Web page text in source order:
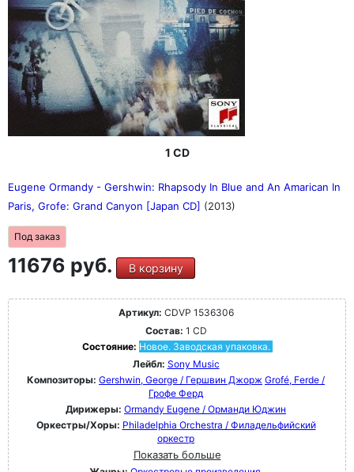
1 CD
Eugene Ormandy - Gershwin: Rhapsody In Blue and An Amarican In
Paris, Grofe: Grand Canyon [Japan CD] (2013)
Под заказ
11676 руб. В корзину
Артикул: CDVP 1536306
Состав: 1 CD
Состояние: Новое. Заводская упаковка.
Лейбл: Sony Music
Композиторы: Gershwin, George / Гершвин Джорж Grofé, Ferde /
Грофе Ферд
Дирижеры: Ormandy Eugene / Орманди Юджин
Оркестры/Хоры: Philadelphia Orchestra / Филадельфийский
оркестр
Показать больше